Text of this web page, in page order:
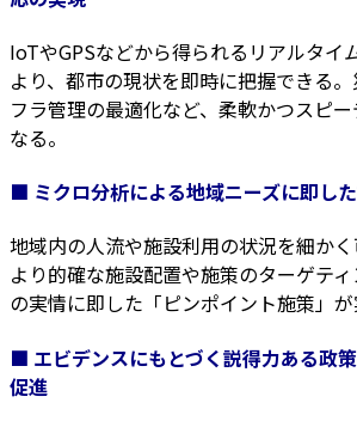
IoTやGPSなどから得られるリアルタイ
より、都市の現状を即時に把握できる
フラ管理の最適化など、柔軟かつスピ
なる。
■ ミクロ分析による地域ニーズに即し
地域内の人流や施設利用の状況を細かく
より的確な施設配置や施策のターゲテ
の実情に即した「ピンポイント施策」が
■ エビデンスにもとづく説得力ある政
促進